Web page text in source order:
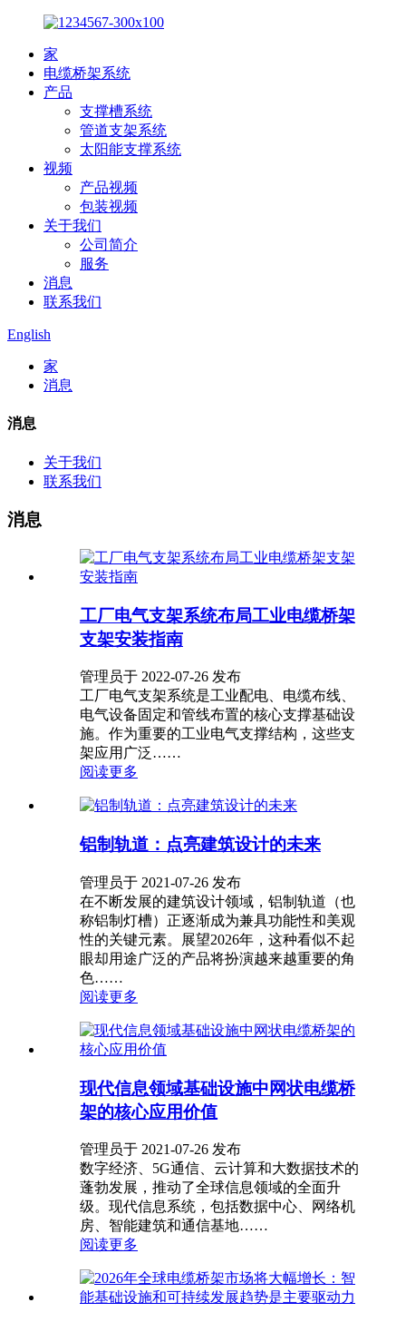
家
电缆桥架系统
产品
支撑槽系统
管道支架系统
太阳能支撑系统
视频
产品视频
包装视频
关于我们
公司简介
服务
消息
联系我们
English
家
消息
消息
关于我们
联系我们
消息
工厂电气支架系统布局工业电缆桥架
支架安装指南
管理员于 2022-07-26 发布
工厂电气支架系统是工业配电、电缆布线、
电气设备固定和管线布置的核心支撑基础设
施。作为重要的工业电气支撑结构，这些支
架应用广泛……
阅读更多
铝制轨道：点亮建筑设计的未来
管理员于 2021-07-26 发布
在不断发展的建筑设计领域，铝制轨道（也
称铝制灯槽）正逐渐成为兼具功能性和美观
性的关键元素。展望2026年，这种看似不起
眼却用途广泛的产品将扮演越来越重要的角
色……
阅读更多
现代信息领域基础设施中网状电缆桥
架的核心应用价值
管理员于 2021-07-26 发布
数字经济、5G通信、云计算和大数据技术的
蓬勃发展，推动了全球信息领域的全面升
级。现代信息系统，包括数据中心、网络机
房、智能建筑和通信基地……
阅读更多